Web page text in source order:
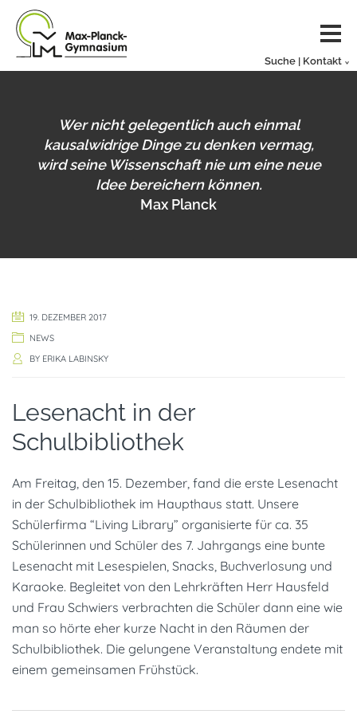
Suche | Kontakt
Wer nicht gelegentlich auch einmal
kausalwidrige Dinge zu denken vermag,
wird seine Wissenschaft nie um eine neue
Idee bereichern können.
Max Planck
19. DEZEMBER 2017
NEWS
BY ERIKA LABINSKY
Lesenacht in der
Schulbibliothek
Am Freitag, den 15. Dezember, fand die erste Lesenacht
in der Schulbibliothek im Haupthaus statt. Unsere
Schülerfirma “Living Library” organisierte für ca. 35
Schülerinnen und Schüler des 7. Jahrgangs eine bunte
Lesenacht mit Lesespielen, Snacks, Buchverlosung und
Karaoke. Begleitet von den Lehrkräften Herr Hausfeld
und Frau Schwiers verbrachten die Schüler dann eine wie
man so hörte eher kurze Nacht in den Räumen der
Schulbibliothek. Die gelungene Veranstaltung endete mit
einem gemeinsamen Frühstück.